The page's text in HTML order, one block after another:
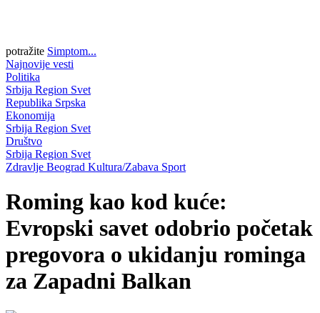
potražite Simptom...
Najnovije vesti
Politika
Srbija Region Svet
Republika Srpska
Ekonomija
Srbija Region Svet
Društvo
Srbija Region Svet
Zdravlje Beograd Kultura/Zabava Sport
Roming kao kod kuće:
Evropski savet odobrio početak
pregovora o ukidanju rominga
za Zapadni Balkan